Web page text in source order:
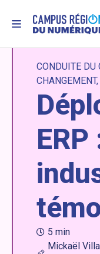
MENU
CONDUITE DU
CHANGEMENT
ERP
5 min
Mickaël